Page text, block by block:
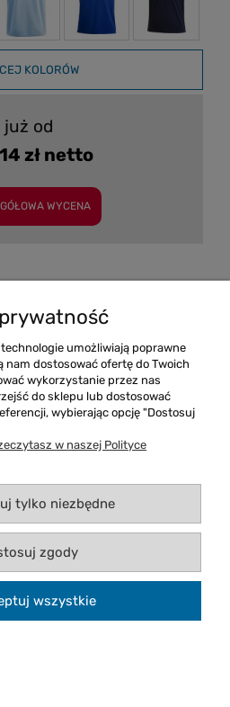
KOLORÓW
już od
zł netto
WYCENA
Polo Sol's Pasadena
umożliwiają poprawne
nam dostosować ofertę do Twoich
wykorzystanie przez nas
do sklepu lub dostosować
wybierając opcję "Dostosuj
w naszej Polityce
tylko niezbędne
zgody
wszystkie